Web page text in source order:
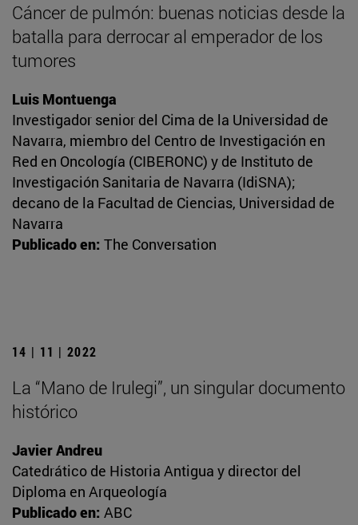
Cáncer de pulmón: buenas noticias desde la
batalla para derrocar al emperador de los
tumores
Luis Montuenga
Investigador senior del Cima de la Universidad de
Navarra, miembro del Centro de Investigación en
Red en Oncología (CIBERONC) y de Instituto de
Investigación Sanitaria de Navarra (IdiSNA);
decano de la Facultad de Ciencias, Universidad de
Navarra
Publicado en: The Conversation
14 | 11 | 2022
La “Mano de Irulegi”, un singular documento
histórico
Javier Andreu
Catedrático de Historia Antigua y director del
Diploma en Arqueología
Publicado en: ABC